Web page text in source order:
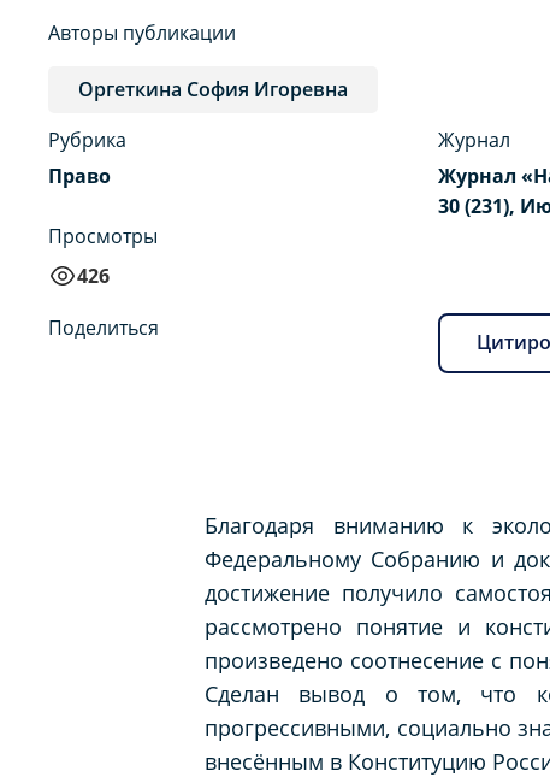
Авторы публикации
Оргеткина София Игоревна
Рубрика
Право
Просмотры
426
Журнал
Журнал
30 (231),
Поделиться
Благодаря вниманию к
Федеральному Собранию и
достижение получило
рассмотрено понятие и
произведено соотнесение с
Сделан вывод о том, что
прогрессивными, социально
внесённым в Конституцию